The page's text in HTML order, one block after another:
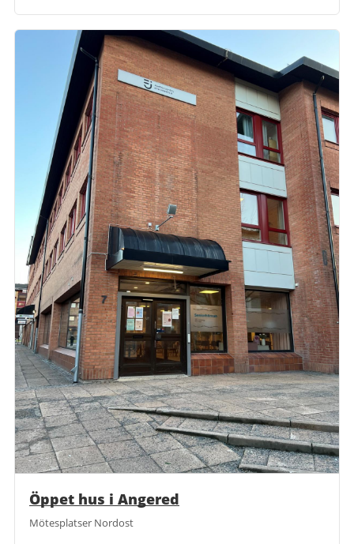
Öppet hus i Angered
Mötesplatser Nordost